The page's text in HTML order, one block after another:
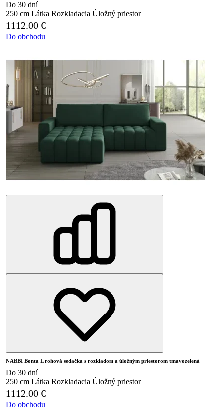
Do 30 dní
250 cm Látka Rozkladacia Úložný priestor
1112.00 €
Do obchodu
NABBI Bonta L rohová sedačka s rozkladom a úložným priestorom tmavozelená
Do 30 dní
250 cm Látka Rozkladacia Úložný priestor
1112.00 €
Do obchodu